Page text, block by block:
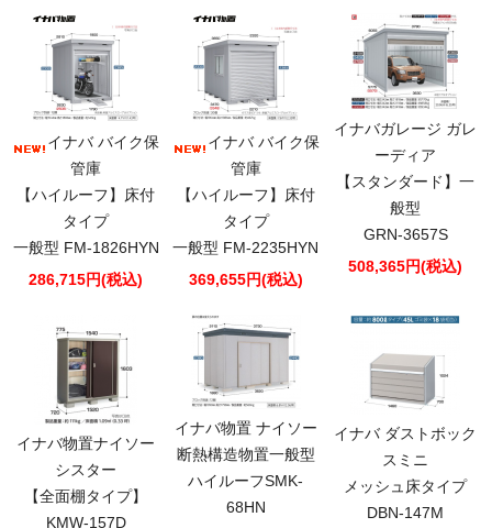
イナバ バイク保
管庫
【ハイルーフ】床付
タイプ
一般型 FM-1826HYN
286,715円(税込)
イナバ バイク保
管庫
【ハイルーフ】床付
タイプ
一般型 FM-2235HYN
369,655円(税込)
イナバガレージ ガレ
ーディア
【スタンダード】一
般型
GRN-3657S
508,365円(税込)
イナバ物置ナイソー
シスター
【全面棚タイプ】
KMW-157D
イナバ物置 ナイソー
断熱構造物置一般型
ハイルーフSMK-
68HN
イナバ ダストボック
スミニ
メッシュ床タイプ
DBN-147M